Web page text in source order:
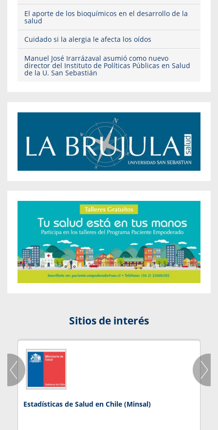
El aporte de los bioquímicos en el desarrollo de la
salud
Cuidado si la alergia le afecta los oídos
Manuel José Irarrázaval asumió como nuevo
director del Instituto de Políticas Públicas en Salud
de la U. San Sebastián
Sitios de interés
Estadísticas de Salud en Chile (Minsal)